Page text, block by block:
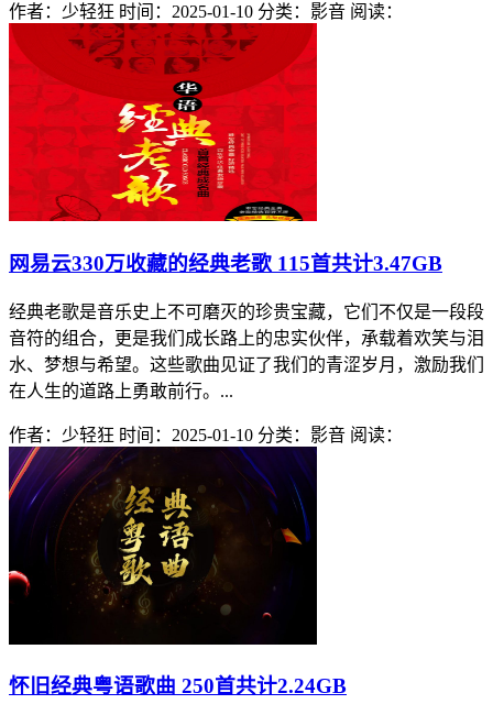
作者：少轻狂 时间：2025-01-10 分类：影音 阅读：
网易云330万收藏的经典老歌 115首共计3.47GB
经典老歌是音乐史上不可磨灭的珍贵宝藏，它们不仅是一段段
音符的组合，更是我们成长路上的忠实伙伴，承载着欢笑与泪
水、梦想与希望。这些歌曲见证了我们的青涩岁月，激励我们
在人生的道路上勇敢前行。...
作者：少轻狂 时间：2025-01-10 分类：影音 阅读：
怀旧经典粤语歌曲 250首共计2.24GB